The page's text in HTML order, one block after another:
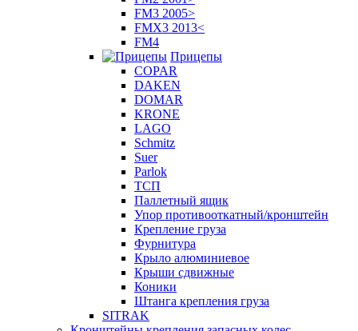
FM3 2005>
FMX3 2013<
FM4
Прицепы
COPAR
DAKEN
DOMAR
KRONE
LAGO
Schmitz
Suer
Parlok
ТСП
Паллетный ящик
Упор противооткатный/кронштейн
Крепление груза
Фурнитура
Крыло алюминиевое
Крыши сдвижные
Коники
Штанга крепления груза
SITRAK